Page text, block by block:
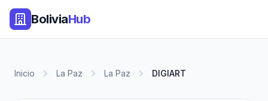
BoliviaHub
Inicio La Paz La Paz DIGIART